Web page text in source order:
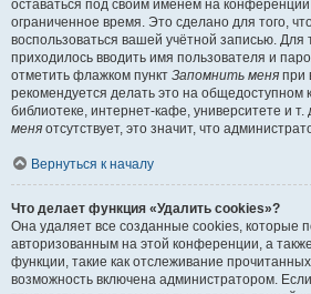
оставаться под своим именем на конференции
ограниченное время. Это сделано для того,
воспользоваться вашей учётной записью. Для
приходилось вводить имя пользователя и
отметить флажком пункт Запомнить меня при
рекомендуется делать это на общедоступном
библиотеке, интернет-кафе, университете и т.
меня отсутствует, это значит, что
Вернуться к началу
Что делает функция «Удалить cookies»?
Она удаляет все созданные cookies, которые
авторизованным на этой конференции, а
функции, такие как отслеживание
возможность включена администратором.